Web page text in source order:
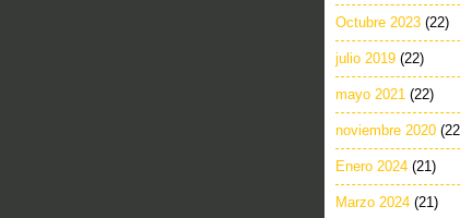
Octubre 2023 (22)
julio 2019 (22)
mayo 2021 (22)
noviembre 2020
Enero 2024 (21)
Marzo 2024 (21)